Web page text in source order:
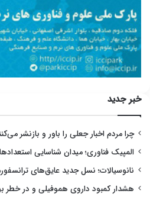
خبر جدید
چرا مردم اخبار جعلی را باور و بازنشر
المپیک فناوری؛ میدان شناسایی
نانوسیالات؛ نسل جدید عایق‌های
هشدار کمبود داروی هموفیلی و در خطر